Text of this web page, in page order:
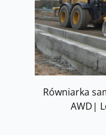
Równiarka
AWD|